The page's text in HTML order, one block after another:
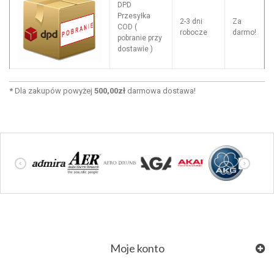
DPD
Przesyłka
COD (
pobranie przy
dostawie )
2-3 dni
robocze
Za
darmo!
* Dla zakupów powyżej 500,00zł darmowa dostawa!
Moje konto